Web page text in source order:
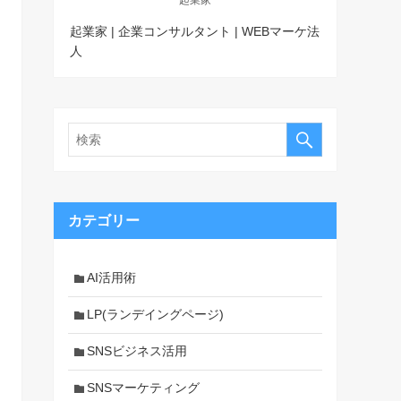
起業家 | 企業コンサルタント | WEBマーケ法
人
カテゴリー
AI活用術
LP(ランデイングページ)
SNSビジネス活用
SNSマーケティング